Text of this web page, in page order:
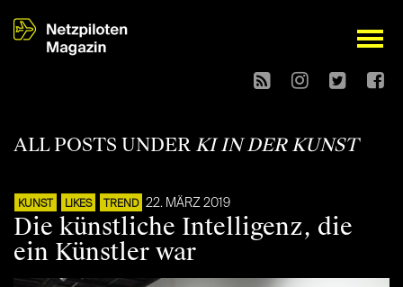
open
ALL POSTS UNDER KI IN DER KUNST
KUNST LIKES TREND 22. MÄRZ 2019
Die künstliche Intelligenz, die
ein Künstler war